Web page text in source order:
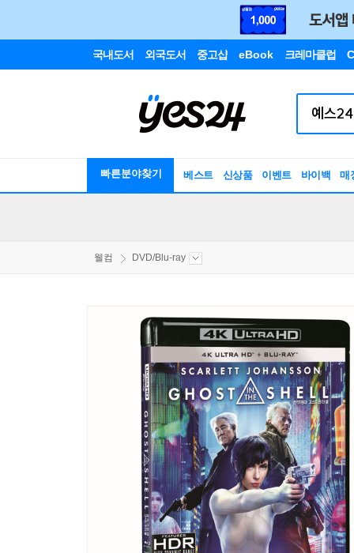
국내도서 외국도서 중고샵 eBook 크레마클럽
빠른분야찾기 베스트 신상품 이벤트 바이백 매
웰컴 DVD/Blu-ray